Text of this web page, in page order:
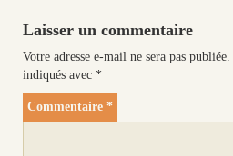
Laisser un commentaire
Votre adresse e-mail ne sera pas publiée.
indiqués avec *
Commentaire *